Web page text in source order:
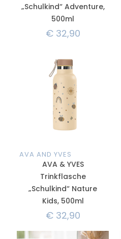
„Schulkind“ Adventure,
500ml
€32,90
AVA AND YVES
AVA & YVES
Trinkflasche
„Schulkind“ Nature
Kids, 500ml
€32,90